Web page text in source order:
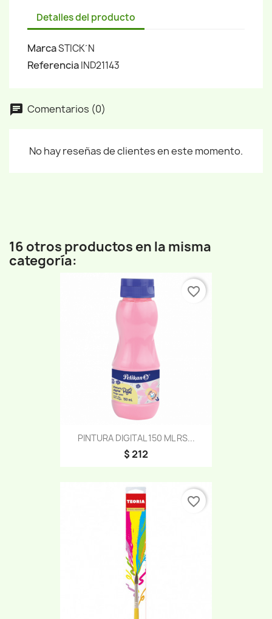
Detalles del producto
MarcaSTICK´N
ReferenciaIND21143
Comentarios (0)
No hay reseñas de clientes en este momento.
16 otros productos en la misma
categoría:
PINTURA DIGITAL 150 ML RS...
$ 212
favorite_border
favorite_border